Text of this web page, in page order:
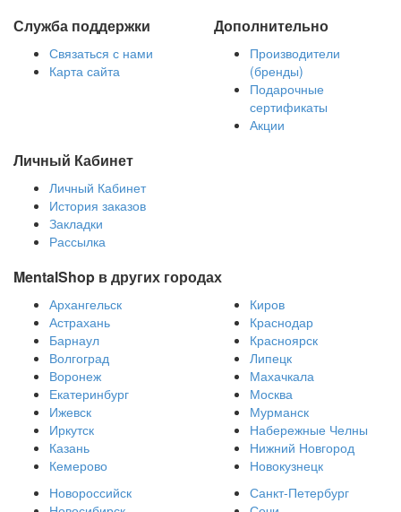
Служба поддержки
Связаться с нами
Карта сайта
Дополнительно
Производители
(бренды)
Подарочные
сертификаты
Акции
Личный Кабинет
Личный Кабинет
История заказов
Закладки
Рассылка
MentalShop в других городах
Архангельск
Астрахань
Барнаул
Волгоград
Воронеж
Екатеринбург
Ижевск
Иркутск
Казань
Кемерово
Киров
Краснодар
Красноярск
Липецк
Махачкала
Москва
Мурманск
Набережные Челны
Нижний Новгород
Новокузнецк
Новороссийск
Санкт-Петербург